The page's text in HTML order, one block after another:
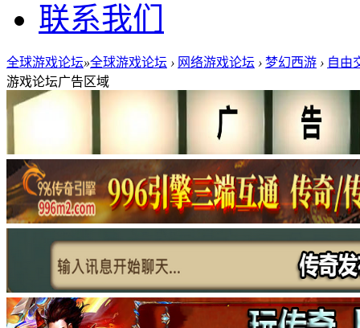
联系我们
全球游戏论坛»全球游戏论坛 › 网络游戏论坛 › 梦幻西游 › 自由
游戏论坛广告区域